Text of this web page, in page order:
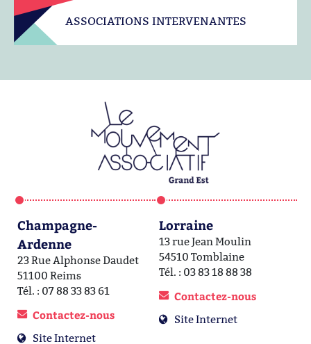
ASSOCIATIONS INTERVENANTES
Champagne-
Ardenne
23 Rue Alphonse Daudet
51100 Reims
Tél. : 07 88 33 83 61
Contactez-nous
Site Internet
Lorraine
13 rue Jean Moulin
54510 Tomblaine
Tél. : 03 83 18 88 38
Contactez-nous
Site Internet